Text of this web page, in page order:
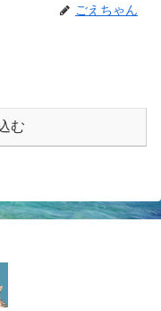
ごえちゃん
む